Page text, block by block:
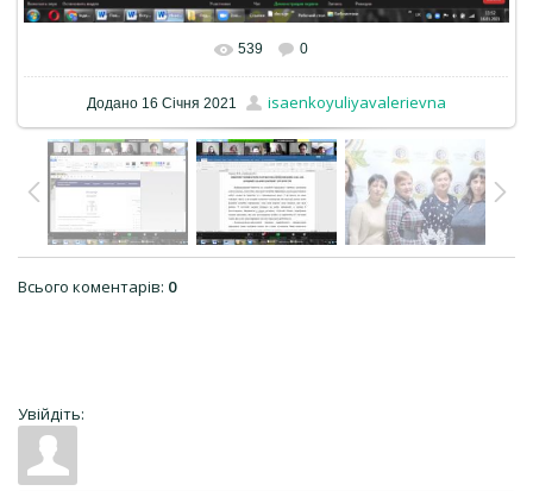
539 0
Додано 16 Січня 2021 isaenkoyuliyavalerievna
Всього коментарів: 0
Увійдіть: